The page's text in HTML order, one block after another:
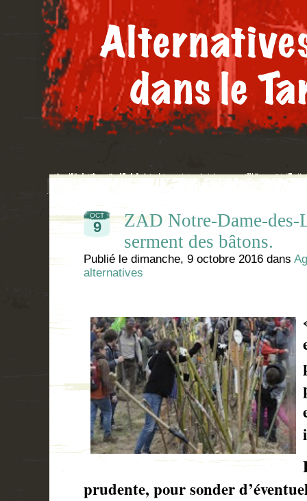
OCT
9
ZAD Notre-Dame-des-
serment des bâtons.
Publié le dimanche, 9 octobre 2016 dans
alternatives
prudente, pour sonder